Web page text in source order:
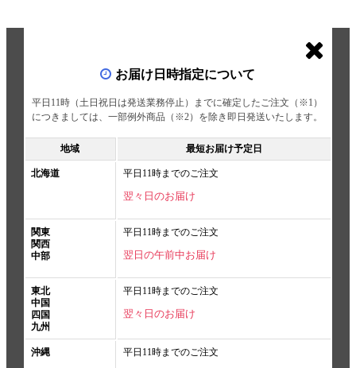
お届け日時指定について
平日11時（土日祝日は発送業務停止）までに確定したご注文（※1）
につきましては、一部例外商品（※2）を除き即日発送いたします。
地域 最短お届け予定日
北海道 平日11時までのご注文
翌々日のお届け
関東
関西
中部
平日11時までのご注文
翌日の午前中お届け
東北
中国
四国
九州
平日11時までのご注文
翌々日のお届け
沖縄 平日11時までのご注文